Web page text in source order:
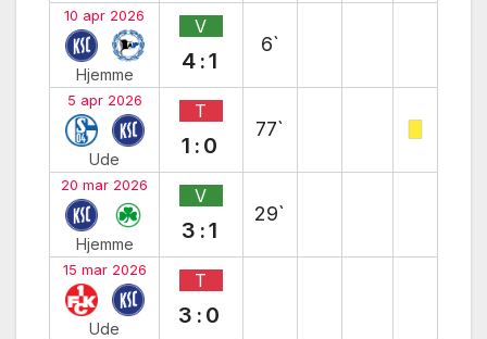
10 apr 2026
Hjemme
V
4:1
6`
5 apr 2026
Ude
T
1:0
77`
20 mar 2026
Hjemme
V
3:1
29`
15 mar 2026
Ude
T
3:0